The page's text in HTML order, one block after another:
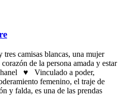
tres camisas blancas, una mujer
de la persona amada y estar
♥ Vinculado a poder,
femenino, el traje de
y falda, es una de las prendas